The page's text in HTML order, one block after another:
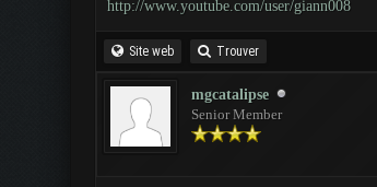
http://www.youtube.com/user/giann008
Site web Trouver
mgcatalipse
Senior Member